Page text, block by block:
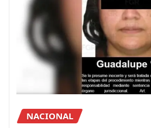
NACIONAL